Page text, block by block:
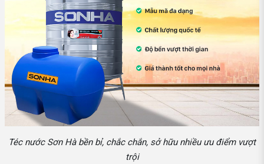
Téc nước Sơn Hà bền bỉ, chắc chắn, sở hữu nhiều ưu điểm vượt
trội